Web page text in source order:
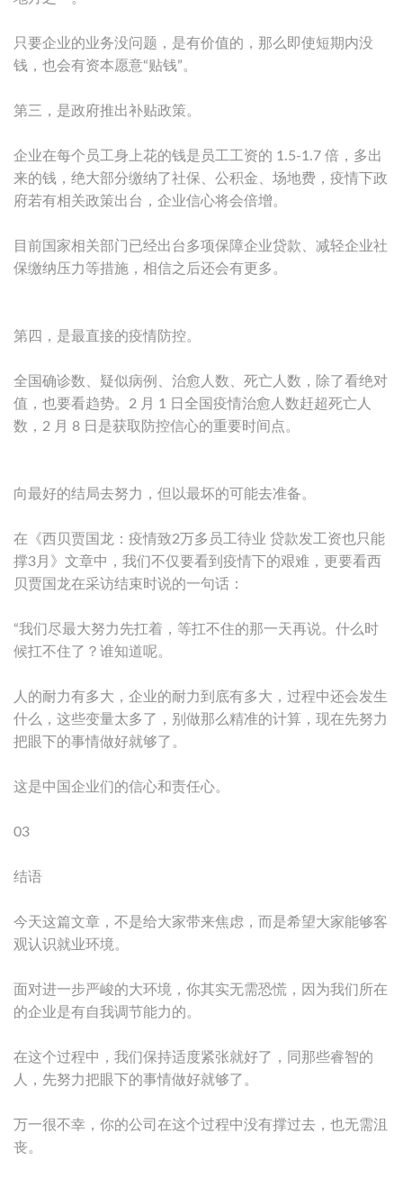
只要企业的业务没问题，是有价值的，那么即使短期内没
钱，也会有资本愿意“贴钱”。
第三，是政府推出补贴政策。
企业在每个员工身上花的钱是员工工资的 1.5-1.7 倍，多出
来的钱，绝大部分缴纳了社保、公积金、场地费，疫情下政
府若有相关政策出台，企业信心将会倍增。
目前国家相关部门已经出台多项保障企业贷款、减轻企业社
保缴纳压力等措施，相信之后还会有更多。
第四，是最直接的疫情防控。
全国确诊数、疑似病例、治愈人数、死亡人数，除了看绝对
值，也要看趋势。2 月 1 日全国疫情治愈人数赶超死亡人
数，2 月 8 日是获取防控信心的重要时间点。
向最好的结局去努力，但以最坏的可能去准备。
在《西贝贾国龙：疫情致2万多员工待业 贷款发工资也只能
撑3月》文章中，我们不仅要看到疫情下的艰难，更要看西
贝贾国龙在采访结束时说的一句话：
“我们尽最大努力先扛着，等扛不住的那一天再说。什么时
候扛不住了？谁知道呢。
人的耐力有多大，企业的耐力到底有多大，过程中还会发生
什么，这些变量太多了，别做那么精准的计算，现在先努力
把眼下的事情做好就够了。
这是中国企业们的信心和责任心。
03
结语
今天这篇文章，不是给大家带来焦虑，而是希望大家能够客
观认识就业环境。
面对进一步严峻的大环境，你其实无需恐慌，因为我们所在
的企业是有自我调节能力的。
在这个过程中，我们保持适度紧张就好了，同那些睿智的
人，先努力把眼下的事情做好就够了。
万一很不幸，你的公司在这个过程中没有撑过去，也无需沮
丧。